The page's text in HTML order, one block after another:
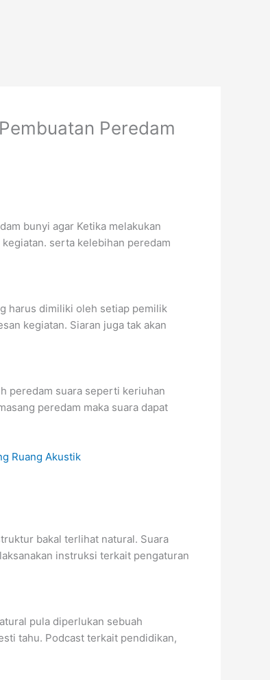
Peredam
bunyi agar Ketika melakukan
serta kelebihan peredam
harus dimiliki oleh setiap pemilik
kegiatan. Siaran juga tak akan
peredam suara seperti keriuhan
peredam maka suara dapat
bakal terlihat natural. Suara
instruksi terkait pengaturan
pula diperlukan sebuah
tahu. Podcast terkait pendidikan,